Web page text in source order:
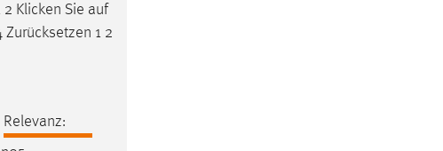
Klicken Sie auf
Zurücksetzen 1 2
Relevanz: